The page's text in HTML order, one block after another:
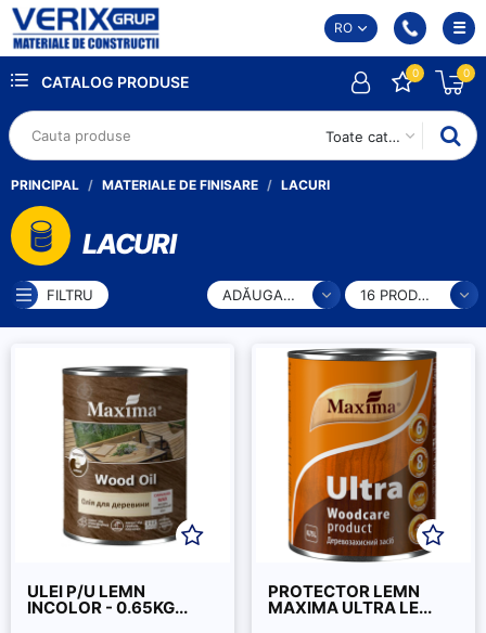
RO
CATALOG PRODUSE
Toate categoriile
0 0
PRINCIPAL MATERIALE DE FINISARE LACURI
LACURI
FILTRU ADĂUGARE 16 PRODUSE
ULEI P/U LEMN
INCOLOR - 0.65KG...
PROTECTOR LEMN
MAXIMA ULTRA LE...